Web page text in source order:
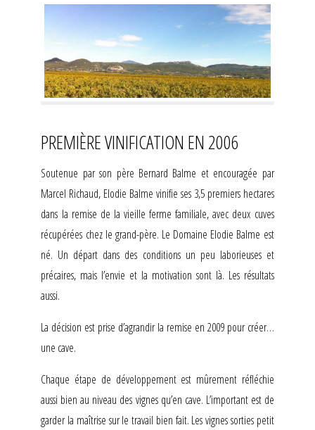
PREMIÈRE VINIFICATION EN 2006
Soutenue par son père Bernard Balme et encouragée par
Marcel Richaud, Elodie Balme vinifie ses 3,5 premiers hectares
dans la remise de la vieille ferme familiale, avec deux cuves
récupérées chez le grand-père. Le Domaine Elodie Balme est
né. Un départ dans des conditions un peu laborieuses et
précaires, mais l’envie et la motivation sont là. Les résultats
aussi.
La décision est prise d’agrandir la remise en 2009 pour créer…
une cave.
Chaque étape de développement est mûrement réfléchie
aussi bien au niveau des vignes qu’en cave. L’important est de
garder la maîtrise sur le travail bien fait. Les vignes sorties petit